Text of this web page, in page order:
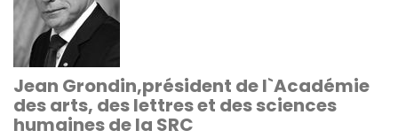
Jean Grondin,président de l`Académie
des arts, des lettres et des sciences
humaines de la SRC